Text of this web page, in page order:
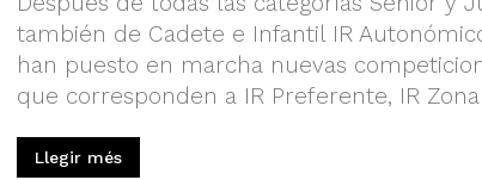
también de Cadete e Infantil IR
han puesto en marcha nuevas
que corresponden a IR Preferente, IR
Llegir més